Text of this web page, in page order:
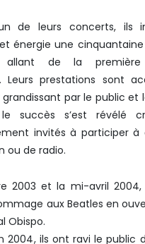
de leurs concerts, ils
énergie une
allant de la
Leurs prestations sont
par le public et
succès s’est révélé
invités à participer à
ou de radio.
2003 et la mi-avril
aux Beatles en
Obispo.
2004, ils ont ravi le public